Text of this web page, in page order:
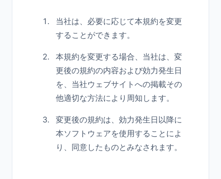
当社は、必要に応じて本規約を変更
することができます。
本規約を変更する場合、当社は、変
更後の規約の内容および効力発生日
を、当社ウェブサイトへの掲載その
他適切な方法により周知します。
変更後の規約は、効力発生日以降に
本ソフトウェアを使用することによ
り、同意したものとみなされます。